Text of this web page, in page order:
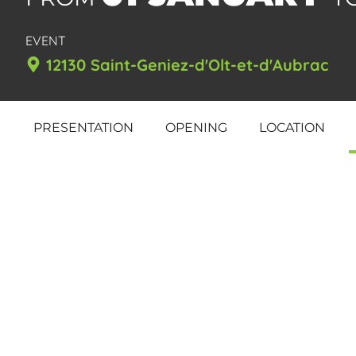
EVENT
12130 Saint-Geniez-d'Olt-et-d'Aubrac
PRESENTATION OPENING LOCATION